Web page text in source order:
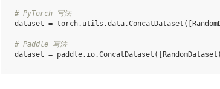
# PyTorch 写法
dataset = torch. utils .data.ConcatDataset ([
# Paddle 写法
dataset = paddle. io.ConcatDataset ([ RandomDataset (